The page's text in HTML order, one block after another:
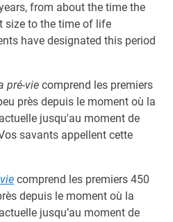
from about the time the
size to the time of life
have designated this period
pré-vie comprend les premiers
près depuis le moment où la
jusqu'au moment de
savants appellent cette
comprend les premiers 450
depuis le moment où la
jusqu’au moment de